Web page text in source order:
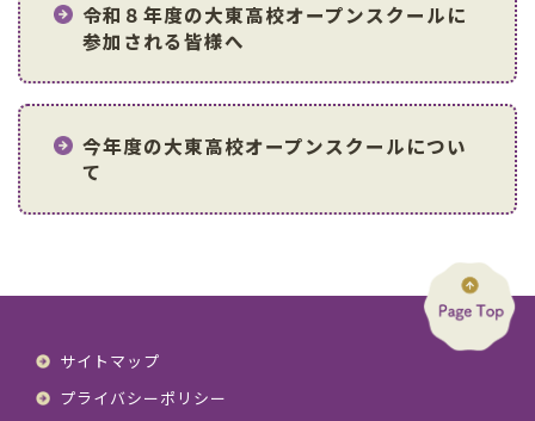
令和８年度の大東高校オープンスクールに
参加される皆様へ
今年度の大東高校オープンスクールについ
て
サイトマップ
プライバシーポリシー